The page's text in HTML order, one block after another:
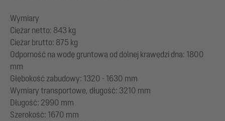
Wymiary
Ciężar netto: 843 kg
Ciężar brutto: 875 kg
Odporność na wodę gruntową od dolnej krawędzi dna: 1800
mm
Głębokość zabudowy: 1320 - 1630 mm
Wymiary transportowe, długość: 3210 mm
Długość: 2990 mm
Szerokość: 1670 mm